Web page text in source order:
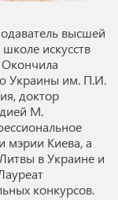
высшей
искусств
Украины им. П.И.
доктор
М.
мэрии Киева, а
в Украине и
конкурсов.